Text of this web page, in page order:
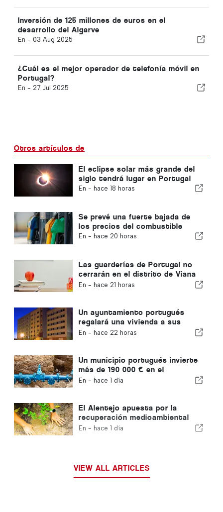
Inversión de 125 millones de euros en el
desarrollo del Algarve
En - 03 Aug 2025
¿Cuál es el mejor operador de telefonía móvil en
Portugal?
En - 27 Jul 2025
Otros artículos de
El eclipse solar más grande del
siglo tendrá lugar en Portugal
En - hace 18 horas
Se prevé una fuerte bajada de
los precios del combustible
En - hace 20 horas
Las guarderías de Portugal no
cerrarán en el distrito de Viana
do Castelo
En - hace 21 horas
Un ayuntamiento portugués
regalará una vivienda a sus
ciudadanos
En - hace 22 horas
Un municipio portugués invierte
más de 190 000 € en el
suministro de agua
En - hace 1 día
El Alentejo apuesta por la
recuperación medioambiental
con fondos europeos
En - hace 1 día
VIEW ALL ARTICLES